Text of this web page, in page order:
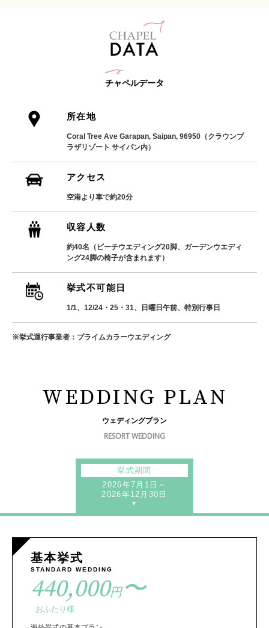
チャペルデータ
所在地
Coral Tree Ave Garapan, Saipan, 96950（クラウンプ
ラザリゾート サイパン内）
アクセス
空港より車で約20分
収容人数
約40名（ビーチウエディング20脚、ガーデンウエディ
ング24脚の椅子が含まれます）
挙式不可能日
1/1、12/24・25・31、日曜日午前、特別行事日
※挙式運行事業者：プライムカラーウエディング
WEDDING PLAN
ウェディングプラン
RESORT WEDDING
挙式期間
2026年7月1日～
2026年12月30日
基本挙式
STANDARD WEDDING
440,000円〜
おふたり様